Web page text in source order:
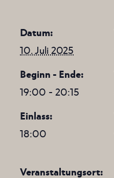
Datum:
10. Juli 2025
Beginn - Ende:
19:00 - 20:15
Einlass:
18:00
Veranstaltungsort: